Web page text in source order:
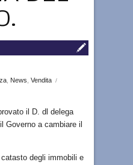
News Vendita /
il D. dl delega
Governo a cambiare il
degli immobili e